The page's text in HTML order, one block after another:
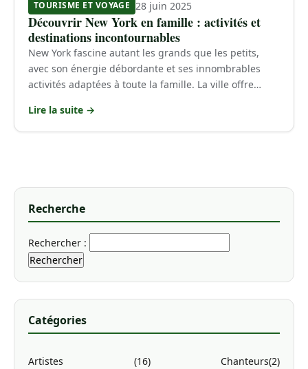
TOURISME ET VOYAGE 28 juin 2025
Découvrir New York en famille : activités et
destinations incontournables
New York fascine autant les grands que les petits,
avec son énergie débordante et ses innombrables
activités adaptées à toute la famille. La ville offre…
Lire la suite →
Recherche
Rechercher :
Catégories
Artistes (16) Chanteurs(2)